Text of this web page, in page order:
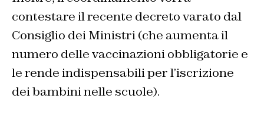
contestare il recente decreto varato dal
Consiglio dei Ministri (che aumenta il
numero delle vaccinazioni obbligatorie e
le rende indispensabili per l’iscrizione
dei bambini nelle scuole).